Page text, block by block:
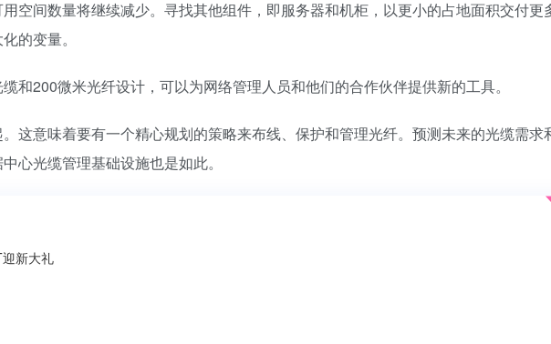
空间数量将继续减少。寻找其他组件，即服务器和机柜，以更小的占地面积交付更
的变量。
和200微米光纤设计，可以为网络管理人员和他们的合作伙伴提供新的工具。
这意味着要有一个精心规划的策略来布线、保护和管理光纤。预测未来的光缆需求
心光缆管理基础设施也是如此。​
新大礼